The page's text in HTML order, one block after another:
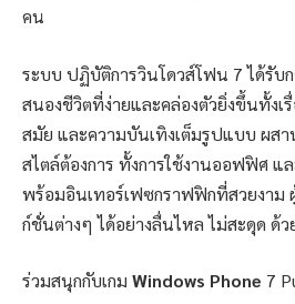
คน
ระบบ ปฏิบัติการวินโดวส์โฟน 7 ได้รั
สนองชีวิตที่ง่ายและคล่องตัวยิ่งขึ้นทั้งเ
สมัย และความบันเทิงเต็มรูปแบบ ผส
สไตล์ต้องการ ทั้งการใช้งานออฟฟิศ แ
พร้อมอินเทอร์เฟซกราฟฟิกที่สวยงาม
ก์ชั่นต่างๆ ได้อย่างลื่นไหล ไม่สะดุด ด้
ร่วมสนุกกับเกม Windows Phone 7